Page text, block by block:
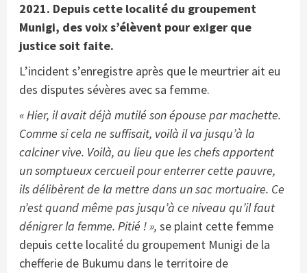
2021. Depuis cette localité du groupement
Munigi, des voix s’élèvent pour exiger que
justice soit faite.
L’incident s’enregistre après que le meurtrier ait eu
des disputes sévères avec sa femme.
« Hier, il avait déjà mutilé son épouse par machette.
Comme si cela ne suffisait, voilà il va jusqu’à la
calciner vive. Voilà, au lieu que les chefs apportent
un somptueux cercueil pour enterrer cette pauvre,
ils délibèrent de la mettre dans un sac mortuaire. Ce
n’est quand même pas jusqu’à ce niveau qu’il faut
dénigrer la femme. Pitié ! », se plaint cette femme
depuis cette localité du groupement Munigi de la
chefferie de Bukumu dans le territoire de